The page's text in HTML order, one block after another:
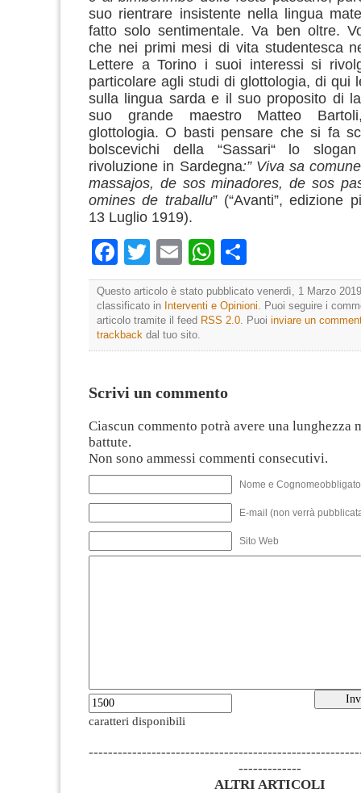
suo rientrare insistente nella lingua
fatto solo sentimentale. Va ben oltre.
che nei primi mesi di vita studentesca
Lettere a Torino i suoi interessi si
particolare agli studi di glottologia, di qui
sulla lingua sarda e il suo proposito di
suo grande maestro Matteo
glottologia. O basti pensare che si fa
bolscevichi della “Sassari“ lo
rivoluzione in Sardegna:” Viva sa
massajos, de sos minadores, de sos
omines de traballu” (“Avanti”, edizione
13 Luglio 1919).
Facebook
TwitterEmailWhatsApp
Questo articolo è stato pubblicato venerdì, 1 Marzo
classificato in Interventi e Opinioni . Puoi seguire i
articolo tramite il feed RSS 2.0 . Puoi inviare un
trackback dal tuo sito.
Scrivi un commento
Ciascun commento potrà avere una lunghezza
battute.
Non sono ammessi commenti consecutivi.
Nome e
E-mail (non verrà
Sito Web
caratteri disponibili
-------------
ALTRI ARTICOLI